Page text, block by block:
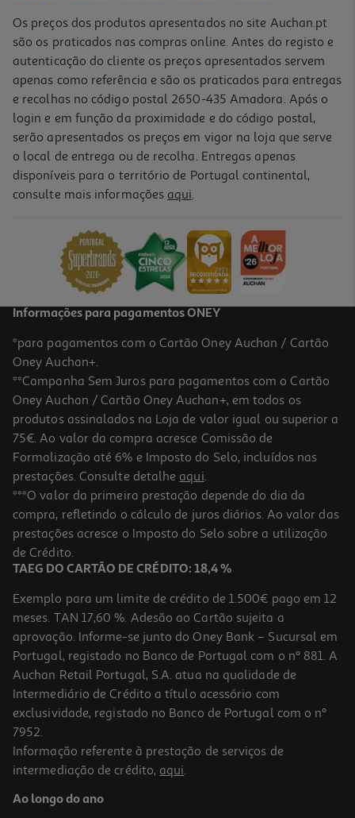
Os preços dos produtos apresentados no site Auchan.pt
são os praticados nas compras online. Antes do registo e
autenticação do cliente os preços apresentados servem
apenas como referência e são os praticados para entregas
e recolhas no código postal 2650-435 Amadora. Após o
login e em função da proximidade e do código postal,
serão apresentados os preços em vigor na loja que serve
o local de entrega ou de recolha. Entregas apenas
disponíveis para o território de Portugal continental,
consulte mais informações aqui.
Informações para pagamentos ONEY
*para pagamentos com o Cartão Oney Auchan / Cartão
Oney Auchan+.
**Campanha Sem Juros para pagamentos com o Cartão
Oney Auchan / Cartão Oney Auchan+, em todos os
produtos assinalados na Loja de valor igual ou superior a
75€. Ao valor da compra acresce Comissão de
Formalização até 6% e Imposto do Selo, incluídos nas
prestações. Consulte detalhe aqui.
***O valor da primeira prestação depende do dia da
compra, refletindo o cálculo de juros diários. Ao valor das
prestações acresce o Imposto do Selo sobre a utilização
de Crédito.
TAEG DO CARTÃO DE CRÉDITO: 18,4 %
Exemplo para um limite de crédito de 1.500€ pago em 12
meses. TAN 17,60 %. Adesão ao Cartão sujeita a
aprovação. Informe-se junto do Oney Bank – Sucursal em
Portugal, registado no Banco de Portugal com o nº 881. A
Auchan Retail Portugal, S.A. atua na qualidade de
Intermediário de Crédito a título acessório com
exclusividade, registado no Banco de Portugal com o nº
7952.
Informação referente à prestação de serviços de
intermediação de crédito, aqui.
Ao longo do ano